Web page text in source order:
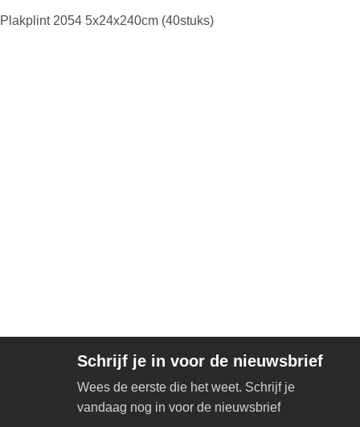
Plakplint 2054 5x24x240cm (40stuks)
Schrijf je in voor de nieuwsbrief
Wees de eerste die het weet. Schrijf je
vandaag nog in voor de nieuwsbrief